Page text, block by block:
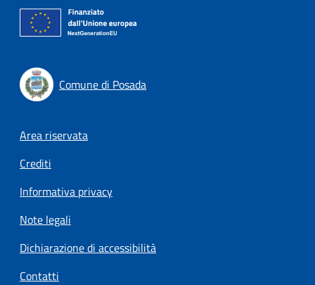
Comune di Posada
Footer menu
Area riservata
Crediti
Informativa privacy
Note legali
Dichiarazione di accessibilità
Contatti